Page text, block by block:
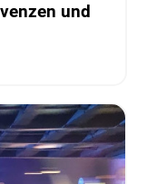
und